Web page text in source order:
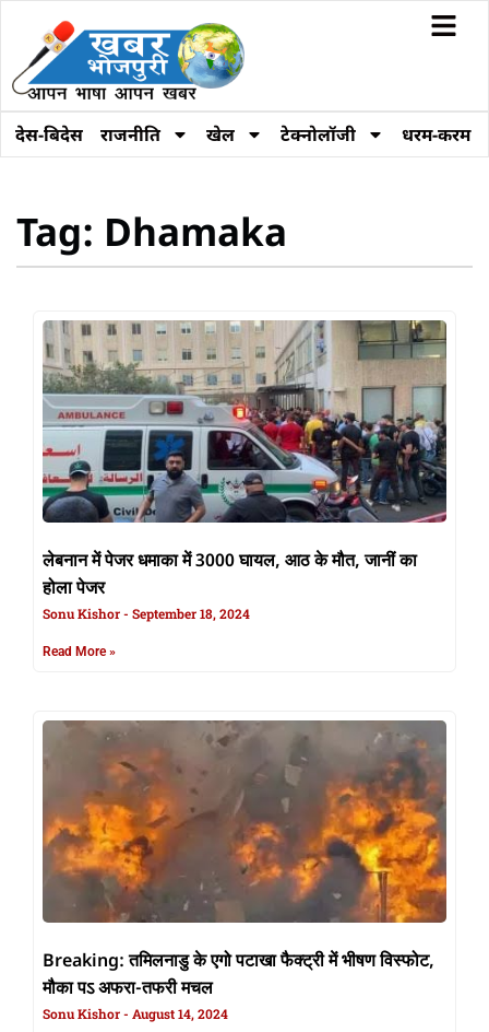
देस-बिदेस राजनीति खेल टेक्नोलॉजी धरम-करम
Tag: Dhamaka
लेबनान में पेजर धमाका में 3000 घायल, आठ के मौत, जानीं का
होला पेजर
Sonu Kishor September 18, 2024
Read More »
Breaking: तमिलनाडु के एगो पटाखा फैक्ट्री में भीषण विस्फोट,
मौका पऽ अफरा-तफरी मचल
Sonu Kishor August 14, 2024